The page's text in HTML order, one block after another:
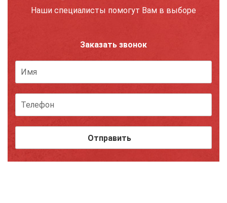
Наши специалисты помогут Вам в выборе
Заказать звонок